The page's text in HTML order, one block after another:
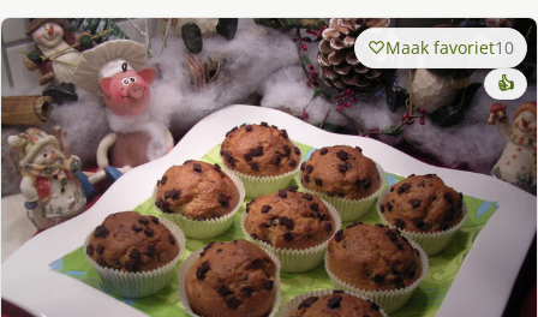
Maak favoriet10
👍